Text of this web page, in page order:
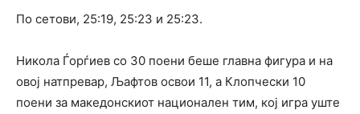
По сетови, 25:19, 25:23 и 25:23.
Никола Ѓорѓиев со 30 поени беше главна фигура и на
овој натпревар, Љафтов освои 11, а Клопчески 10
поени за македонскиот национален тим, кој игра уште